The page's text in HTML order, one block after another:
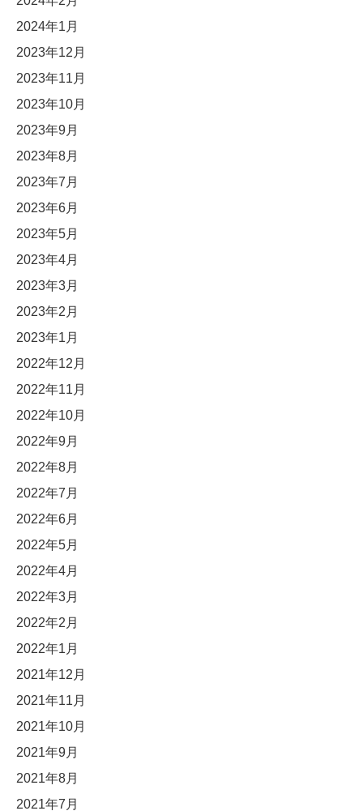
2024年1月
2023年12月
2023年11月
2023年10月
2023年9月
2023年8月
2023年7月
2023年6月
2023年5月
2023年4月
2023年3月
2023年2月
2023年1月
2022年12月
2022年11月
2022年10月
2022年9月
2022年8月
2022年7月
2022年6月
2022年5月
2022年4月
2022年3月
2022年2月
2022年1月
2021年12月
2021年11月
2021年10月
2021年9月
2021年8月
2021年7月